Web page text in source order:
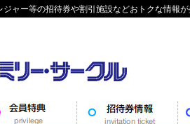
ャー等の招待券や割引施設などおトクな情報